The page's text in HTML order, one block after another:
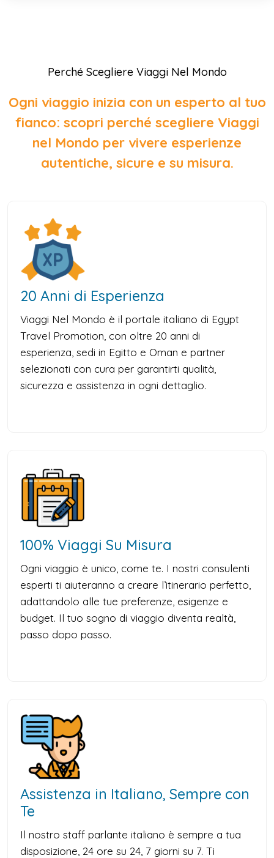
Perché Scegliere Viaggi Nel Mondo
Ogni viaggio inizia con un esperto al tuo
fianco: scopri perché scegliere Viaggi
nel Mondo per vivere esperienze
autentiche, sicure e su misura.
20 Anni di Esperienza
Viaggi Nel Mondo è il portale italiano di Egypt
Travel Promotion, con oltre 20 anni di
esperienza, sedi in Egitto e Oman e partner
selezionati con cura per garantirti qualità,
sicurezza e assistenza in ogni dettaglio.
100% Viaggi Su Misura
Ogni viaggio è unico, come te. I nostri consulenti
esperti ti aiuteranno a creare l’itinerario perfetto,
adattandolo alle tue preferenze, esigenze e
budget. Il tuo sogno di viaggio diventa realtà,
passo dopo passo.
Assistenza in Italiano, Sempre con
Te
Il nostro staff parlante italiano è sempre a tua
disposizione, 24 ore su 24, 7 giorni su 7. Ti